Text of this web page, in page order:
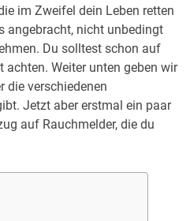
im Zweifel dein Leben retten
angebracht, nicht unbedingt
Du solltest schon auf
Weiter unten geben wir
die verschiedenen
Jetzt aber erstmal ein paar
auf Rauchmelder, die du